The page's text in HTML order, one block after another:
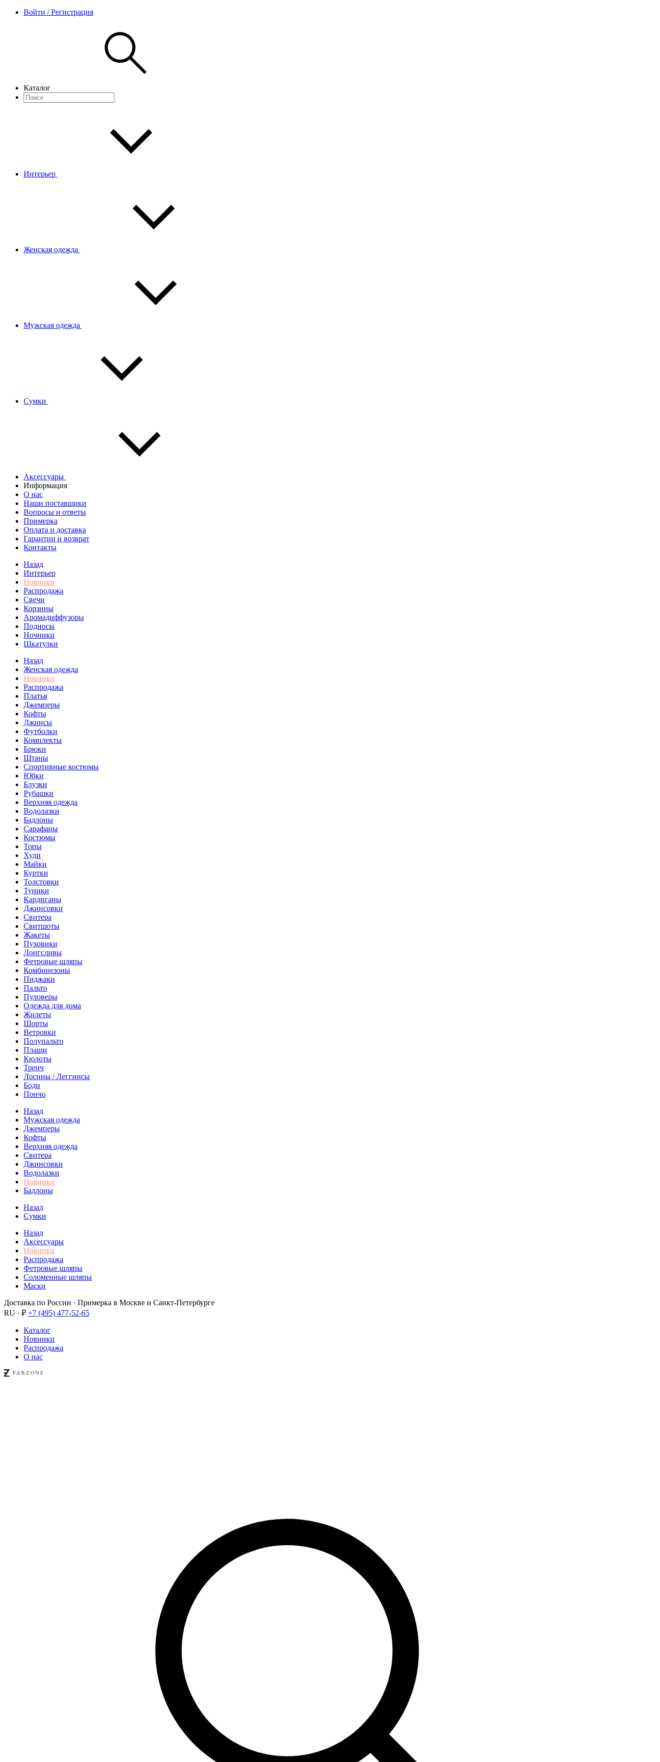
Войти / Регистрация
Каталог
Интерьер
Женская одежда
Мужская одежда
Сумки
Аксессуары
Информация
О нас
Наши поставщики
Вопросы и ответы
Примерка
Оплата и доставка
Гарантии и возврат
Контакты
Назад
Интерьер
Новинки
Распродажа
Свечи
Корзины
Аромадиффузоры
Подносы
Ночники
Шкатулки
Назад
Женская одежда
Новинки
Распродажа
Платья
Джемперы
Кофты
Джинсы
Футболки
Комплекты
Брюки
Штаны
Спортивные костюмы
Юбки
Блузки
Рубашки
Верхняя одежда
Водолазки
Бадлоны
Сарафаны
Костюмы
Топы
Худи
Майки
Куртки
Толстовки
Туники
Кардиганы
Джинсовки
Свитера
Свитшоты
Жакеты
Пуховики
Лонгсливы
Фетровые шляпы
Комбинезоны
Пиджаки
Пальто
Пуловеры
Одежда для дома
Жилеты
Шорты
Ветровки
Полупальто
Плащи
Кюлоты
Тренч
Лосины / Леггинсы
Боди
Пончо
Назад
Мужская одежда
Джемперы
Кофты
Верхняя одежда
Свитера
Джинсовки
Водолазки
Новинки
Бадлоны
Назад
Сумки
Назад
Аксессуары
Новинки
Распродажа
Фетровые шляпы
Соломенные шляпы
Маски
Доставка по России · Примерка в Москве и Санкт-Петербурге
RU · ₽ +7 (495) 477-52-65
Каталог
Новинки
Распродажа
О нас